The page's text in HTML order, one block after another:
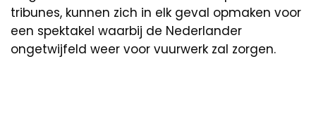
tribunes, kunnen zich in elk geval opmaken voor
een spektakel waarbij de Nederlander
ongetwijfeld weer voor vuurwerk zal zorgen.